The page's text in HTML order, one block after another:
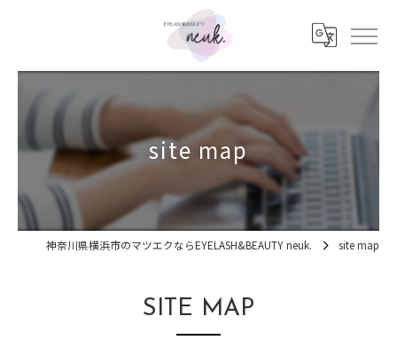
site map
神奈川県横浜市のマツエクならEYELASH&BEAUTY neuk. site map
SITE MAP